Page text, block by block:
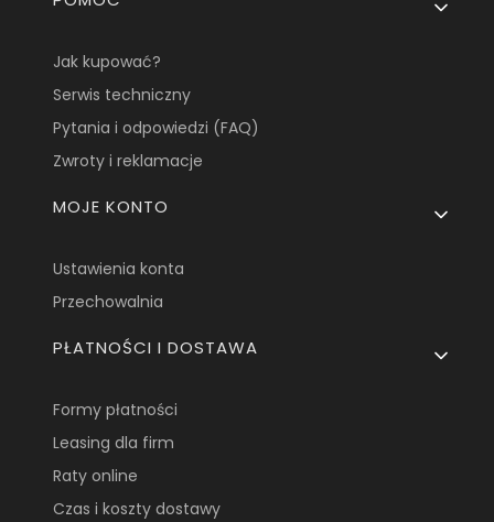
Jak kupować?
Serwis techniczny
Pytania i odpowiedzi (FAQ)
Zwroty i reklamacje
MOJE KONTO
Ustawienia konta
Przechowalnia
PŁATNOŚCI I DOSTAWA
Formy płatności
Leasing dla firm
Raty online
Czas i koszty dostawy